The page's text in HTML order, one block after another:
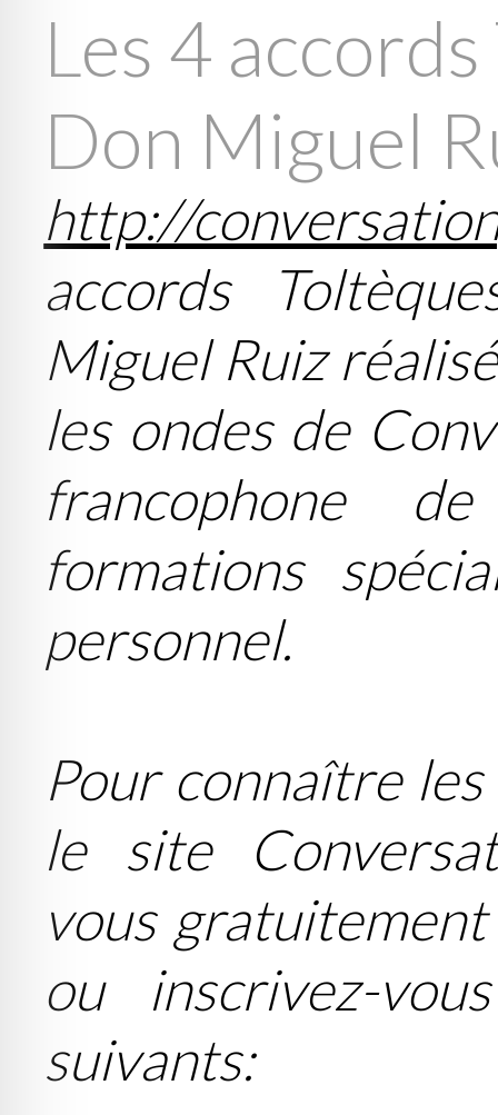
Les 4
Don Miguel
http://
accords
Miguel Ruiz
les ondes de
francophone
formations
personnel.
Pour connaître
le site
vous
ou inscrivez-
suivants: